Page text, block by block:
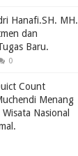
Hanafi.SH. MH.
dan
Baru.
0
Count
Menang
Nasional